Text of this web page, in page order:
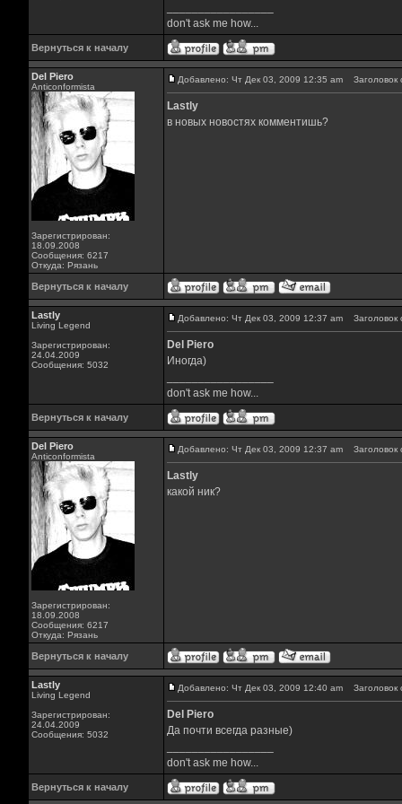
don't ask me how...
Вернуться к началу
Del Piero
Аnticonformista
Зарегистрирован:
18.09.2008
Сообщения: 6217
Откуда: Рязань
Добавлено: Чт Дек 03, 2009 12:35 am Заголовок
Lastly
в новых новостях комментишь?
Вернуться к началу
Lastly
Living Legend
Зарегистрирован:
24.04.2009
Сообщения: 5032
Добавлено: Чт Дек 03, 2009 12:37 am Заголовок
Del Piero
Иногда)
don't ask me how...
Вернуться к началу
Del Piero
Аnticonformista
Зарегистрирован:
18.09.2008
Сообщения: 6217
Откуда: Рязань
Добавлено: Чт Дек 03, 2009 12:37 am Заголовок
Lastly
какой ник?
Вернуться к началу
Lastly
Living Legend
Зарегистрирован:
24.04.2009
Сообщения: 5032
Добавлено: Чт Дек 03, 2009 12:40 am Заголовок
Del Piero
Да почти всегда разные)
don't ask me how...
Вернуться к началу